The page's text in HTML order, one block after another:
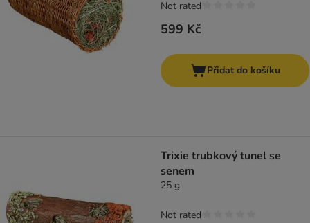
599 Kč
Not rated
Přidat do košíku
Trixie trubkový tunel se
senem
25 g
Not rated